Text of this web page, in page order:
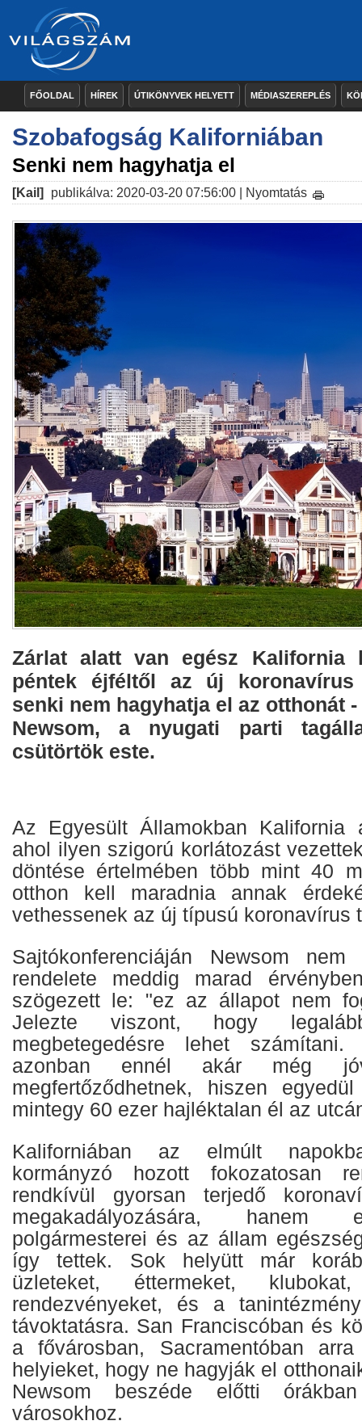
FŐOLDAL HÍREK ÚTIKÖNYVEK HELYETT MÉDIASZEREPLÉS
Szobafogság Kaliforniában
Senki nem hagyhatja el
[Kail] publikálva: 2020-03-20 07:56:00 | Nyomtatás
Zárlat alatt van egész Kalifornia
péntek éjféltől az új koronavírus
senki nem hagyhatja el az otthonát
Newsom, a nyugati parti
csütörtök este.
Az Egyesült Államokban Kalifornia
ahol ilyen szigorú korlátozást
döntése értelmében több mint 40
otthon kell maradnia annak
vethessenek az új típusú koronavírus
Sajtókonferenciáján Newsom
rendelete meddig marad
szögezett le: "ez az állapot nem
Jelezte viszont, hogy
megbetegedésre lehet
azonban ennél akár még
megfertőződhetnek, hiszen
mintegy 60 ezer hajléktalan él az
Kaliforniában az elmúlt
kormányzó hozott fokozatosan
rendkívül gyorsan terjedő
megakadályozására, hanem
polgármesterei és az állam
így tettek. Sok helyütt már
üzleteket, éttermeket,
rendezvényeket, és a
távoktatásra. San Franciscóban és
a fővárosban, Sacramentóban
helyieket, hogy ne hagyják el
Newsom beszéde előtti
városokhoz.